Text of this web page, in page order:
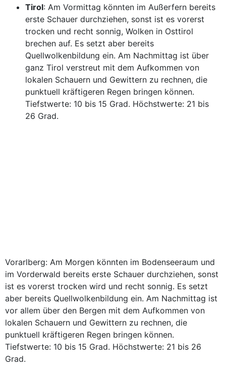
Tirol: Am Vormittag könnten im Außerfern bereits
erste Schauer durchziehen, sonst ist es vorerst
trocken und recht sonnig, Wolken in Osttirol
brechen auf. Es setzt aber bereits
Quellwolkenbildung ein. Am Nachmittag ist über
ganz Tirol verstreut mit dem Aufkommen von
lokalen Schauern und Gewittern zu rechnen, die
punktuell kräftigeren Regen bringen können.
Tiefstwerte: 10 bis 15 Grad. Höchstwerte: 21 bis
26 Grad.
Vorarlberg: Am Morgen könnten im Bodenseeraum und
im Vorderwald bereits erste Schauer durchziehen, sonst
ist es vorerst trocken wird und recht sonnig. Es setzt
aber bereits Quellwolkenbildung ein. Am Nachmittag ist
vor allem über den Bergen mit dem Aufkommen von
lokalen Schauern und Gewittern zu rechnen, die
punktuell kräftigeren Regen bringen können.
Tiefstwerte: 10 bis 15 Grad. Höchstwerte: 21 bis 26
Grad.